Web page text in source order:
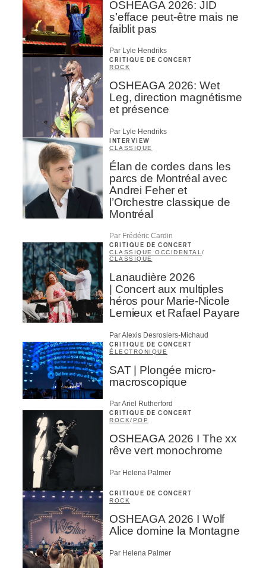
OSHEAGA 2026: JID
s’efface peut-être mais ne
faiblit pas
Par Lyle Hendriks
CRITIQUE DE CONCERT
ROCK
OSHEAGA 2026: Wet
Leg, direction magnétisme
et présence
Par Lyle Hendriks
INTERVIEW
CLASSIQUE
Élan de cordes dans les
parcs de Montréal avec
Andrei Feher et
l’Orchestre classique de
Montréal
Par Frédéric Cardin
CRITIQUE DE CONCERT
CLASSIQUE OCCIDENTAL/
CLASSIQUE
Lanaudière 2026
| Concert aux multiples
héros pour Marie-Nicole
Lemieux et Rafael Payare
Par Alexis Desrosiers-Michaud
CRITIQUE DE CONCERT
ÉLECTRONIQUE
SAT | Plongée micro-
macroscopique
Par Ariel Rutherford
CRITIQUE DE CONCERT
ROCK/POP
OSHEAGA 2026 I The xx
rêve vert monochrome
Par Helena Palmer
CRITIQUE DE CONCERT
ROCK
OSHEAGA 2026 I Wolf
Alice domine la Montagne
Par Helena Palmer